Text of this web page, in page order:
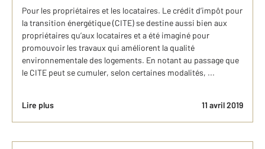
Pour les propriétaires et les locataires. Le crédit d’impôt pour
la transition énergétique (CITE) se destine aussi bien aux
propriétaires qu’aux locataires et a été imaginé pour
promouvoir les travaux qui améliorent la qualité
environnementale des logements. En notant au passage que
le CITE peut se cumuler, selon certaines modalités, ...
Lire plus 11 avril 2019